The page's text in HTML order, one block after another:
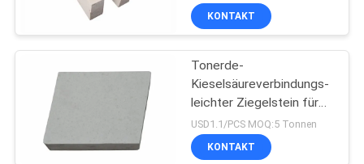
refraktäre Rohstoffe
KONTAKT
Tonerde-
Kieselsäureverbindungs-
leichter Ziegelstein für
Koksofen
USD1.1/PCS MOQ:5 Tonnen
KONTAKT